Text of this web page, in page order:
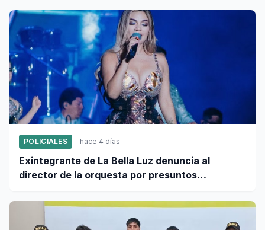
POLICIALES hace 4 días
Exintegrante de La Bella Luz denuncia al
director de la orquesta por presuntos